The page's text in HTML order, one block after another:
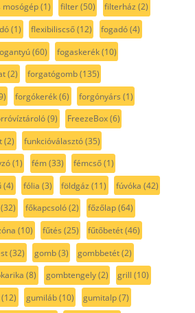
(1) filter(50) filterház (2)
(1) flexibiliscső(12) fogadó(4)
(60) fogaskerék(10)
(2) forgatógomb(135)
forgókerék(6) forgónyárs (1)
(9) FreezeBox(6)
(2) funkcióválasztó(35)
(1) fém(33) fémcső(1)
(4) fólia (3) földgáz (11) fúvóka (42)
(32) főkapcsoló(2) főzőlap(64)
(10) fűtés (25) fűtőbetét(46)
(32) gomb(3) gombbetét(2)
(8) gombtengely(2) grill (10)
(12) gumiláb(10) gumitalp(7)